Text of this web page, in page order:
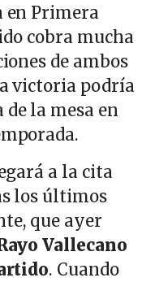
en Primera
cobra mucha
de ambos
victoria podría
la mesa en
a la cita
los últimos
que ayer
Vallecano
. Cuando